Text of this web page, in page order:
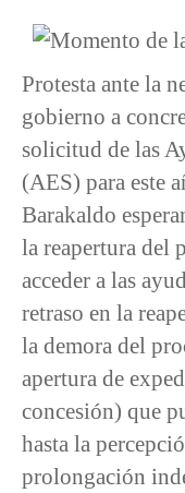
Protesta ante la
gobierno a
solicitud de las
(AES) para este
Barakaldo
la reapertura del
acceder a las
retraso en la
la demora del
apertura de
concesión) que
hasta la
prolongación